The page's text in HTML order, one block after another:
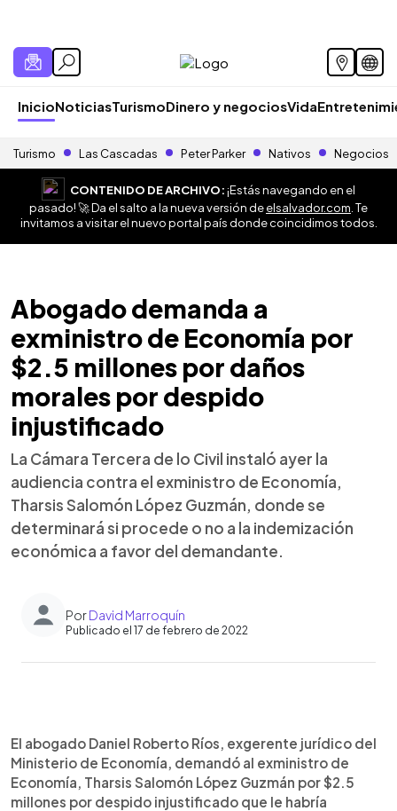
InicioNoticiasTurismoDinero y negociosVida
Turismo Las Cascadas Peter Parker Nativos Negocios
CONTENIDO DE ARCHIVO:¡Estás navegando en el
pasado! 🚀 Da el salto a la nueva versión deelsalvador.com . Te
invitamos a visitar el nuevo portal país donde coincidimos todos.
Abogado demanda a
exministro de Economía por
$2.5 millones por daños
morales por despido
injustificado
La Cámara Tercera de lo Civil instaló ayer la
audiencia contra el exministro de Economía,
Tharsis Salomón López Guzmán, donde se
determinará si procede o no a la indemización
económica a favor del demandante.
PorDavid Marroquín
Publicado el 17 de febrero de 2022
Escuchar artículo
El abogado Daniel Roberto Ríos, exgerente jurídico del
Ministerio de Economía, demandó al exministro de
Economía, Tharsis Salomón López Guzmán por $2.5
millones por despido injustificado que le habría